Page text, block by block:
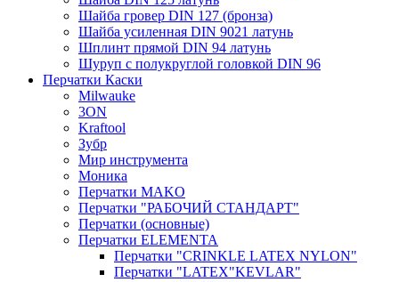
Шайба гровер DIN 127 (бронза)
Шайба усиленная DIN 9021 латунь
Шплинт прямой DIN 94 латунь
Шуруп с полукруглой головкой DIN 96
Перчатки Каски
Milwauke
3ON
Kraftool
Зубр
Мир инструмента
Моника
Перчатки MAKO
Перчатки "РАБОЧИЙ СТАНДАРТ"
Перчатки (основные)
Перчатки ELEMENTA
Перчатки "CRINKLE LATEX NYLON"
Перчатки "LATEX"KEVLAR"